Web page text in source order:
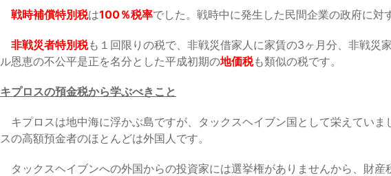
戦時補償特別税は100％税率でした。戦時中に発生した民間企業の政府に対
非戦災者特別税も１回限りの税で、非戦災借家人に家賃の3ヶ月分、非戦災
ル恩恵の不公平是正を名分とした平成初期の地価税も類似の税です。
キプロスの預金税から学ぶべきこと
キプロスは地中海に浮かぶ島ですが、タックスヘイブン国として栄えてい
スの高額預金者のほとんどは外国人です。
タックスヘイブンへの外国からの投資家には選挙権がありませんから、財